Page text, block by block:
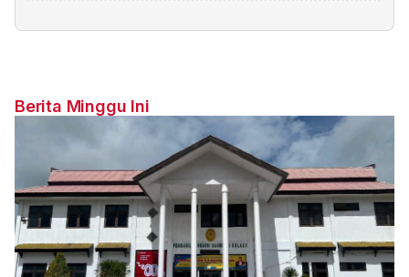
Berita Minggu Ini